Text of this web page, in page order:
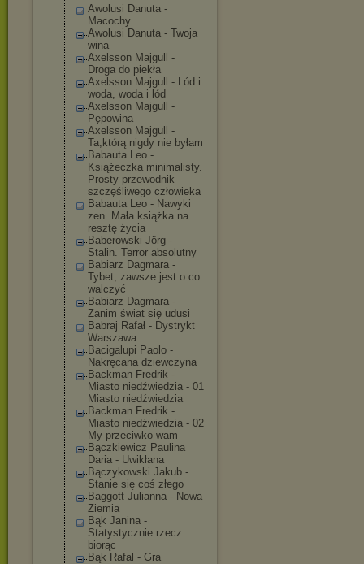
Awolusi Danuta -
Macochy
Awolusi Danuta - Twoja
wina
Axelsson Majgull -
Droga do piekła
Axelsson Majgull - Lód i
woda, woda i lód
Axelsson Majgull -
Pępowina
Axelsson Majgull -
Ta,którą nigdy nie byłam
Babauta Leo -
Książeczka minimalisty.
Prosty przewodnik
szczęśliwego człowieka
Babauta Leo - Nawyki
zen. Mała książka na
resztę życia
Baberowski Jörg -
Stalin. Terror absolutny
Babiarz Dagmara -
Tybet, zawsze jest o co
walczyć
Babiarz Dagmara -
Zanim świat się udusi
Babraj Rafał - Dystrykt
Warszawa
Bacigalupi Paolo -
Nakręcana dziewczyna
Backman Fredrik -
Miasto niedźwiedzia - 01
Miasto niedźwiedzia
Backman Fredrik -
Miasto niedźwiedzia - 02
My przeciwko wam
Bączkiewicz Paulina
Daria - Uwikłana
Bączykowski Jakub -
Stanie się coś złego
Baggott Julianna - Nowa
Ziemia
Bąk Janina -
Statystycznie rzecz
biorąc
Bąk Rafal - Gra